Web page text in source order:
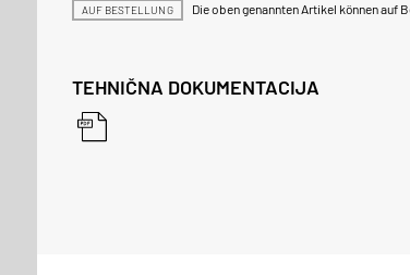
AUF BESTELLUNG Die oben genannten Artikel können auf
TEHNIČNA DOKUMENTACIJA